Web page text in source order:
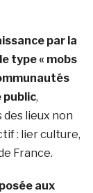
par la
type « mobs
public,
lieux non
: lier culture,
France.
aux